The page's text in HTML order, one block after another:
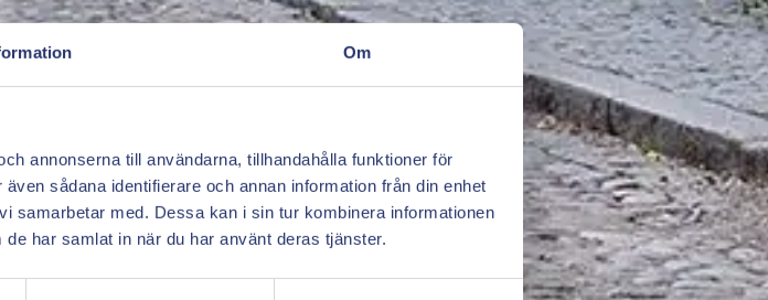
Om
annonserna till användarna, tillhandahålla funktioner för
sådana identifierare och annan information från din enhet
samarbetar med. Dessa kan i sin tur kombinera informationen
har samlat in när du har använt deras tjänster.